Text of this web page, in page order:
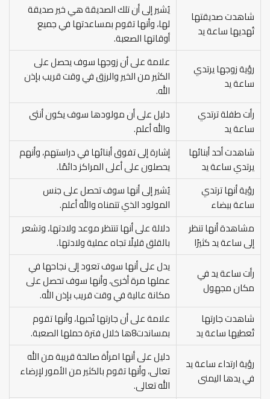
شاهدت صديقتها
تُهديها ساعة يد
يُشير إلى أن تلك الصديقة هي خير صديقة
لها، وأنها تقوم بمساعدتها في جميع
أوقاتها الصعبة.
رؤية زوجها يرتدي
ساعة يد
علامة على أن زوجها سوف يحصل على
الكثير من الخير والرزق في وقت قريب بإذن
الله.
رأت طفلة ترتدي
ساعة يد
دليل على أن مولودها سوف يكون أنثى
والله أعلم.
شاهدت أحد أبنائها
يرتدي ساعة يد
إشارة إلى تفوق أبنائها في دراستهم، وأنهم
يحصلون على أعلى المراكز دائمًا.
رؤية أنها ترتدي
ساعة بيضاء
يُشير إلى أنها سوف تحصل على جنس
المولود الذي تتمناه والله أعلم.
مشاهدة أنها تنظر
إلى ساعة يد كثيرًا
دلالة على أنها تنتظر موعد ولادتها، وتشعر
بالقلق قليلًا تجاه عملية ولادتها.
رأت ساعة يد في
مكان مجهول
يدل على أنها سوف تعود إلى نجاحها في
عملها مرة أخرى، وأنها سوف تحصل على
مكانة عالية في وقت قريب بإذن الله.
شاهدت جارتها
تُعطيها ساعة يد
علامة على أن جارتها تُحبها، وأنها تقوم
بمساندت8ها خلال فترة حملها الصعبة.
رؤية ارتداء ساعة يد
في يدها اليمنى
دليل على أنها امرأة صالحة قريبة من الله
تعالى، وأنها تقوم بالكثير من الأمور لإرضاء
الله تعالى.